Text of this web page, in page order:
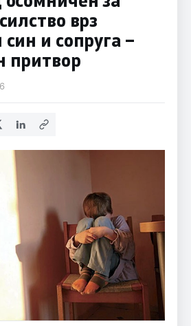
врз
и сопруга –
притвор